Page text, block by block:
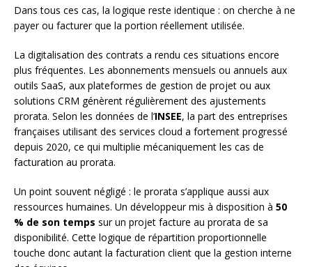
Dans tous ces cas, la logique reste identique : on cherche à ne
payer ou facturer que la portion réellement utilisée.
La digitalisation des contrats a rendu ces situations encore
plus fréquentes. Les abonnements mensuels ou annuels aux
outils SaaS, aux plateformes de gestion de projet ou aux
solutions CRM génèrent régulièrement des ajustements
prorata. Selon les données de l’INSEE, la part des entreprises
françaises utilisant des services cloud a fortement progressé
depuis 2020, ce qui multiplie mécaniquement les cas de
facturation au prorata.
Un point souvent négligé : le prorata s’applique aussi aux
ressources humaines. Un développeur mis à disposition à 50
% de son temps sur un projet facture au prorata de sa
disponibilité. Cette logique de répartition proportionnelle
touche donc autant la facturation client que la gestion interne